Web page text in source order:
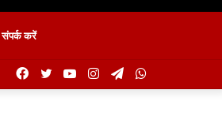
संपर्क करें
Telegram
Instagram
YouTube
Twitter
Facebook